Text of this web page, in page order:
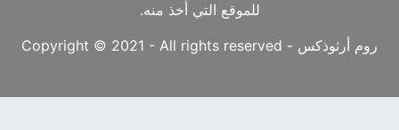
للموقع التي أُخذ منه.
روم أرثوذكس - Copyright © 2021 - All rights reserved